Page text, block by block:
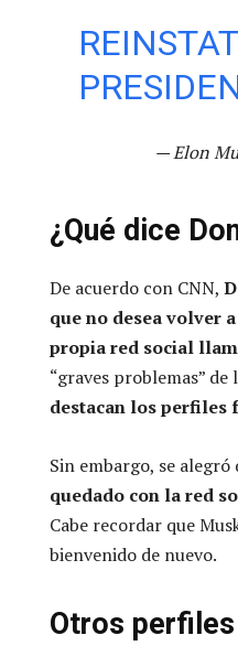
— Elon
¿Qué dice
De acuerdo con CNN,
que no desea volver
propia red social
“graves problemas” de
destacan los perfiles
Sin embargo, se alegró
quedado con la red
Cabe recordar que
bienvenido de nuevo.
Otros